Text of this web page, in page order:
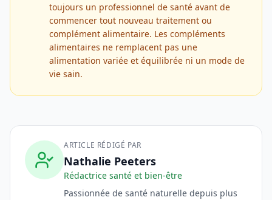
toujours un professionnel de santé avant de
commencer tout nouveau traitement ou
complément alimentaire. Les compléments
alimentaires ne remplacent pas une
alimentation variée et équilibrée ni un mode de
vie sain.
ARTICLE RÉDIGÉ PAR
Nathalie Peeters
Rédactrice santé et bien-être
Passionnée de santé naturelle depuis plus